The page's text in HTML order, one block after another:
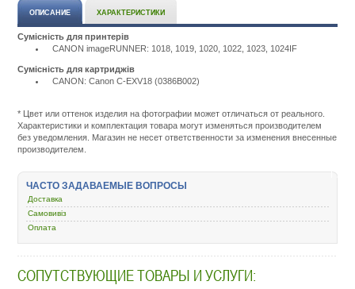
ОПИСАНИЕ ХАРАКТЕРИСТИКИ
Сумісність для принтерів
CANON imageRUNNER: 1018, 1019, 1020, 1022, 1023, 1024IF
Сумісність для картриджів
CANON: Canon C-EXV18 (0386B002)
rashodnye-
materialy/5259-
kartridzh-
canon-
1020-
1022-
1024-
* Цвет или оттенок изделия на фотографии может отличаться от реального.
Характеристики и комплектация товара могут изменяться производителем
без уведомления. Магазин не несет ответственности за изменения внесенные
производителем.
ЧАСТО ЗАДАВАЕМЫЕ ВОПРОСЫ
Доставка
Самовивіз
Оплата
СОПУТСТВУЮЩИЕ ТОВАРЫ И УСЛУГИ: